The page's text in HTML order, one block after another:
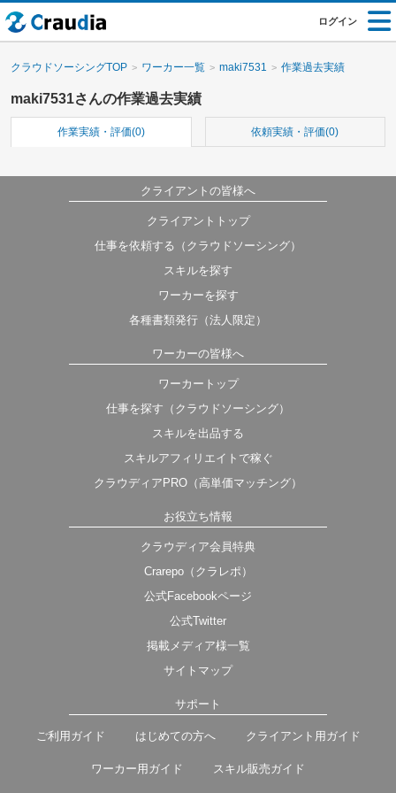
ログイン
クラウドソーシングTOP ワーカー一覧 maki7531 作業過去実績
maki7531さんの作業過去実績
作業実績・評価(0) 依頼実績・評価(0)
クライアントの皆様へ
クライアントトップ
仕事を依頼する（クラウドソーシング）
スキルを探す
ワーカーを探す
各種書類発行（法人限定）
ワーカーの皆様へ
ワーカートップ
仕事を探す（クラウドソーシング）
スキルを出品する
スキルアフィリエイトで稼ぐ
クラウディアPRO（高単価マッチング）
お役立ち情報
クラウディア会員特典
Crarepo（クラレポ）
公式Facebookページ
公式Twitter
掲載メディア様一覧
サイトマップ
サポート
ご利用ガイド はじめての方へ クライアント用ガイド
ワーカー用ガイド スキル販売ガイド